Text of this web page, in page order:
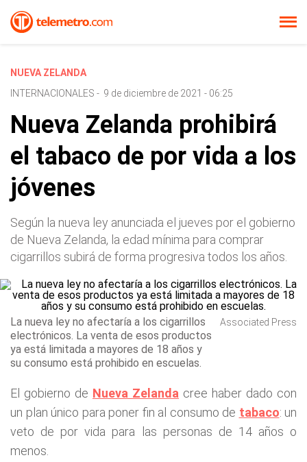
NUEVA ZELANDA
INTERNACIONALES - 9 de diciembre de 2021 - 06:25
Nueva Zelanda prohibirá
el tabaco de por vida a los
jóvenes
Según la nueva ley anunciada el jueves por el gobierno
de Nueva Zelanda, la edad mínima para comprar
cigarrillos subirá de forma progresiva todos los años.
La nueva ley no afectaría a los cigarrillos
electrónicos. La venta de esos productos
ya está limitada a mayores de 18 años y
su consumo está prohibido en escuelas.
Associated Press
El gobierno de Nueva Zelanda cree haber dado con
un plan único para poner fin al consumo de tabaco: un
veto de por vida para las personas de 14 años o
menos.